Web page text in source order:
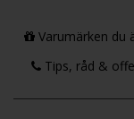
Varumärken du
Tips, råd &